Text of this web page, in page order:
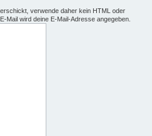
verwende daher kein HTML oder
Mail wird deine E-Mail-Adresse angegeben.